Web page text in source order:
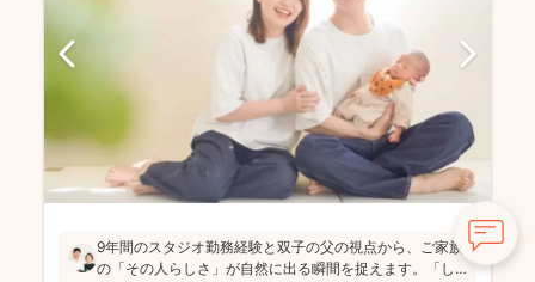
9年間のスタジオ勤務経験と双子の父の視点から、ご家族
の「その人らしさ」が自然に出る瞬間を捉えます。「し